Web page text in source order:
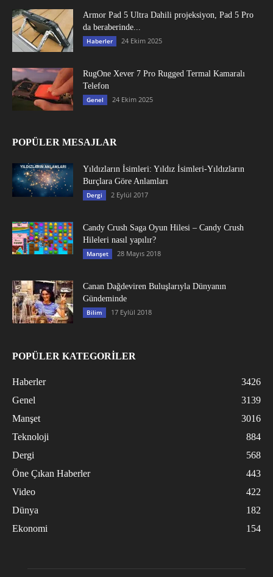
Armor Pad 5 Ultra Dahili projeksiyon, Pad 5 Pro
da beraberinde...
Haberler 24 Ekim 2025
RugOne Xever 7 Pro Rugged Termal Kamaralı
Telefon
Genel 24 Ekim 2025
POPÜLER MESAJLAR
Yıldızların İsimleri: Yıldız İsimleri-Yıldızların
Burçlara Göre Anlamları
Dergi 2 Eylül 2017
Candy Crush Saga Oyun Hilesi – Candy Crush
Hileleri nasıl yapılır?
Manşet 28 Mayıs 2018
Canan Dağdeviren Buluşlarıyla Dünyanın
Gündeminde
Bilim 17 Eylül 2018
POPÜLER KATEGORİLER
Haberler
3426
Genel
3139
Manşet
3016
Teknoloji
884
Dergi
568
Öne Çıkan Haberler
443
Video
422
Dünya
182
Ekonomi
154